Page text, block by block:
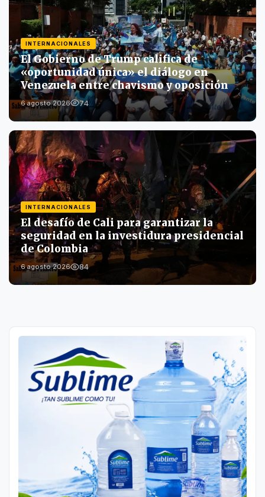
INTERNACIONALES
El Gobierno de Trump califica de
«oportunidad única» el diálogo en
Venezuela entre chavismo y oposición
6 agosto 2026 74
INTERNACIONALES
El desafío de Cali para garantizar la
seguridad en la investidura presidencial
de Colombia
6 agosto 2026 84